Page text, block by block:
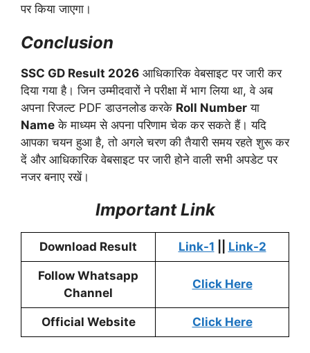
पर किया जाएगा।
Conclusion
SSC GD Result 2026 आधिकारिक वेबसाइट पर जारी कर
दिया गया है। जिन उम्मीदवारों ने परीक्षा में भाग लिया था, वे अब
अपना रिजल्ट PDF डाउनलोड करके Roll Number या
Name के माध्यम से अपना परिणाम चेक कर सकते हैं। यदि
आपका चयन हुआ है, तो अगले चरण की तैयारी समय रहते शुरू कर
दें और आधिकारिक वेबसाइट पर जारी होने वाली सभी अपडेट पर
नजर बनाए रखें।
Important Link
Download Result Link-1 Link-2
Follow Whatsapp
Channel
Click Here
Official Website Click Here